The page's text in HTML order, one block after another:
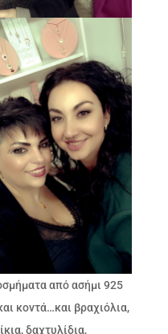
από ασήμι 925
κοντά…και βραχιόλια,
δαχτυλίδια,